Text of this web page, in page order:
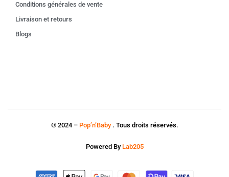
Conditions générales de vente
Livraison et retours
Blogs
© 2024 – Pop’n’Baby. Tous droits réservés.
Powered By Lab205